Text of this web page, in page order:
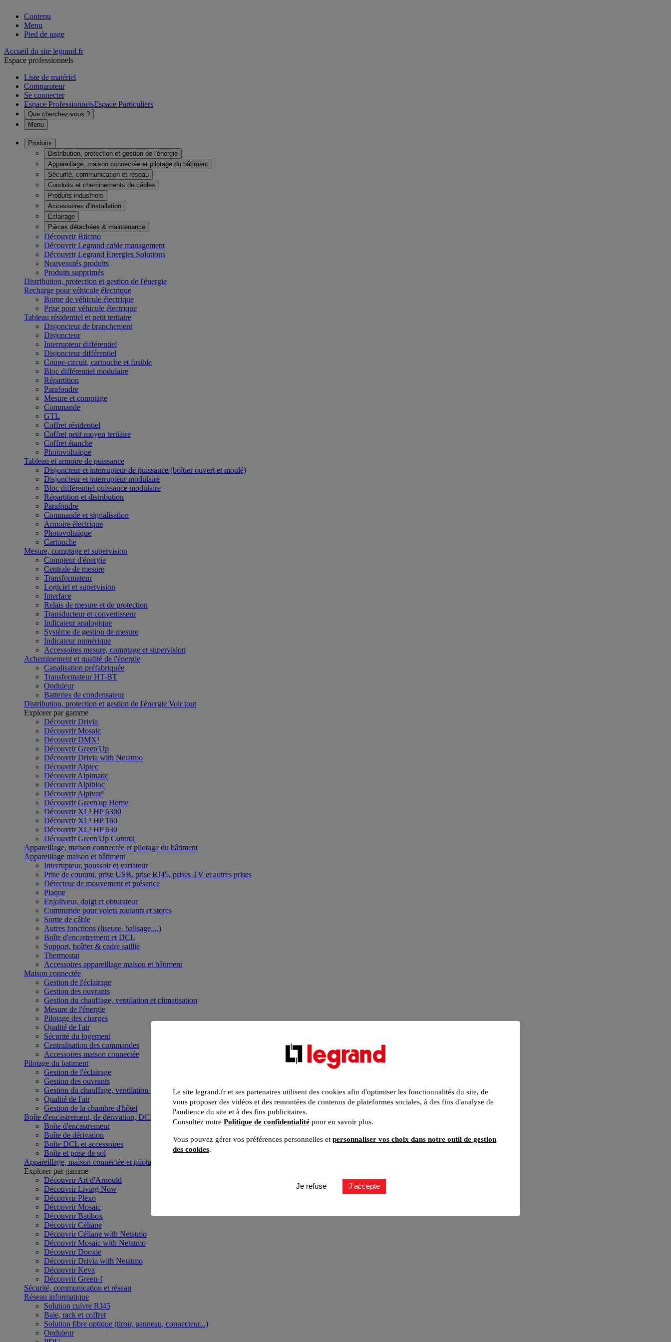
Contenu
Menu
Pied de page
Accueil du site legrand.fr
Espace professionnels
Liste de matériel
Comparateur
Se connecter
Espace ProfessionnelsEspace Particuliers
Que cherchez-vous ?
Menu
Produits
Distribution, protection et gestion de l'énergie
Appareillage, maison connectée et pilotage du bâtiment
Sécurité, communication et réseau
Conduits et cheminements de câbles
Produits industriels
Accessoires d'installation
Eclairage
Pièces détachées & maintenance
Découvrir Bticino
Découvrir Legrand cable management
Découvrir Legrand Energies Solutions
Nouveautés produits
Produits supprimés
Distribution, protection et gestion de l'énergie
Recharge pour véhicule électrique
Borne de véhicule électrique
Prise pour véhicule électrique
Tableau résidentiel et petit tertiaire
Disjoncteur de branchement
Disjoncteur
Interrupteur différentiel
Disjoncteur différentiel
Coupe-circuit, cartouche et fusible
Bloc différentiel modulaire
Répartition
Parafoudre
Mesure et comptage
Commande
GTL
Coffret résidentiel
Coffret petit moyen tertiaire
Coffret étanche
Photovoltaïque
Tableau et armoire de puissance
Disjoncteur et interrupteur de puissance (boîtier ouvert et moulé)
Disjoncteur et interrupteur modulaire
Bloc différentiel puissance modulaire
Répartition et distribution
Parafoudre
Commande et signalisation
Armoire électrique
Photovoltaïque
Cartouche
Mesure, comptage et supervision
Compteur d'énergie
Centrale de mesure
Transformateur
Logiciel et supervision
Interface
Relais de mesure et de protection
Transducteur et convertisseur
Indicateur analogique
Système de gestion de mesure
Indicateur numérique
Accessoires mesure, comptage et supervision
Acheminement et qualité de l'énergie
Canalisation préfabriquée
Transformateur HT-BT
Onduleur
Batteries de condensateur
Distribution, protection et gestion de l'énergie Voir tout
Explorer par gamme
Découvrir Drivia
Découvrir Mosaic
Découvrir DMX³
Découvrir Green'Up
Découvrir Drivia with Netatmo
Découvrir Alptec
Découvrir Alpimatic
Découvrir Alpibloc
Découvrir Alpivar³
Découvrir Green'up Home
Découvrir XL³ HP 6300
Découvrir XL³ HP 160
Découvrir XL³ HP 630
Découvrir Green'Up Control
Appareillage, maison connectée et pilotage du bâtiment
Appareillage maison et bâtiment
Interrupteur, poussoir et variateur
Prise de courant, prise USB, prise RJ45, prises TV et autres prises
Détecteur de mouvement et présence
Plaque
Enjoliveur, doigt et obturateur
Commande pour volets roulants et stores
Sortie de câble
Autres fonctions (liseuse, balisage,...)
Boîte d'encastrement et DCL
Support, boîtier & cadre saillie
Thermostat
Accessoires appareillage maison et bâtiment
Maison connectée
Gestion de l'éclairage
Gestion des ouvrants
Gestion du chauffage, ventilation et climatisation
Mesure de l'énergie
Pilotage des charges
Qualité de l'air
Sécurité du logement
Centralisation des commandes
Accessoires maison connectée
Pilotage du batiment
Gestion de l'éclairage
Gestion des ouvrants
Gestion du chauffage, ventilation et climatisation
Qualité de l'air
Gestion de la chambre d'hôtel
Boîte d'encastrement, de dérivation, DCL et boîte de sol
Boîte d'encastrement
Boîte de dérivation
Boîte DCL et accessoires
Boîte et prise de sol
Appareillage, maison connectée et pilotage du bâtiment
Explorer par gamme
Découvrir Art d'Arnould
Découvrir Living Now
Découvrir Plexo
Découvrir Mosaic
Découvrir Batibox
Découvrir Céliane
Découvrir Céliane with Netatmo
Découvrir Mosaic with Netatmo
Découvrir Dooxie
Découvrir Drivia with Netatmo
Découvrir Keva
Découvrir Green-I
Sécurité, communication et réseau
Réseau informatique
Solution cuivre RJ45
Baie, rack et coffret
Solution fibre optique (tiroir, panneau, connecteur...)
Onduleur
Le site legrand.fr et ses partenaires utilisent des cookies afin d'optimiser les fonctionnalités du site, de
vous proposer des vidéos et des remontées de contenus de plateformes sociales, à des fins d'analyse de
l'audience du site et à des fins publicitaires.
Consultez notre Politique de confidentialité pour en savoir plus.
Vous pouvez gérer vos préférences personnelles et personnaliser vos choix dans notre outil de gestion
des cookies.
Je refuse J'accepte